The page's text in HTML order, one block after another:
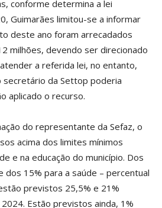
conforme determina a lei
Guimarães limitou-se a informar
deste ano foram arrecadados
milhões, devendo ser direcionado
a referida lei, no entanto,
secretário da Settop poderia
aplicado o recurso.
do representante da Sefaz, o
acima dos limites mínimos
e na educação do município. Dos
dos 15% para a saúde – percentual
previstos 25,5% e 21%
Estão previstos ainda, 1%